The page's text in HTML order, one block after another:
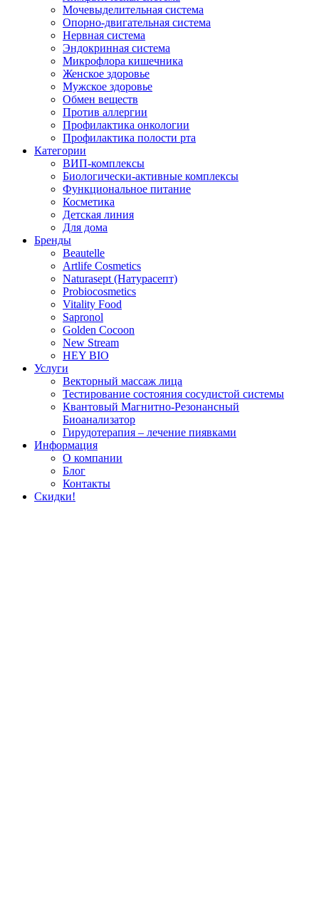
Мочевыделительная система
Опорно-двигательная система
Нервная система
Эндокринная система
Микрофлора кишечника
Женское здоровье
Мужское здоровье
Обмен веществ
Против аллергии
Профилактика онкологии
Профилактика полости рта
Категории
ВИП-комплексы
Биологически-активные комплексы
Функциональное питание
Косметика
Детская линия
Для дома
Бренды
Beautelle
Artlife Cosmetics
Naturasept (Натурасепт)
Probiocosmetics
Vitality Food
Sapronol
Golden Cocoon
New Stream
HEY BIO
Услуги
Векторный массаж лица
Тестирование состояния сосудистой системы
Квантовый Магнитно-Резонансный
Биоанализатор
Гирудотерапия – лечение пиявками
Информация
О компании
Блог
Контакты
Скидки!